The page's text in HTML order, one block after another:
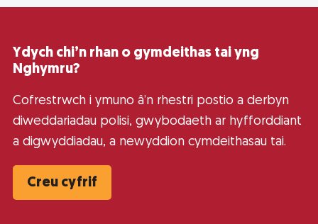
Ydych chi’n rhan o gymdeithas tai yng
Nghymru?
Cofrestrwch i ymuno â’n rhestri postio a derbyn
diweddariadau polisi, gwybodaeth ar hyfforddiant
a digwyddiadau, a newyddion cymdeithasau tai.
Creu cyfrif